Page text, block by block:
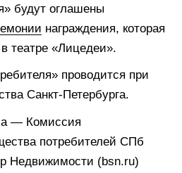
будут оглашены
награждения, которая
театре «Лицедеи».
проводится при
Санкт-Петербурга.
— Комиссия
потребителей СПб
Недвижимости (bsn.ru)